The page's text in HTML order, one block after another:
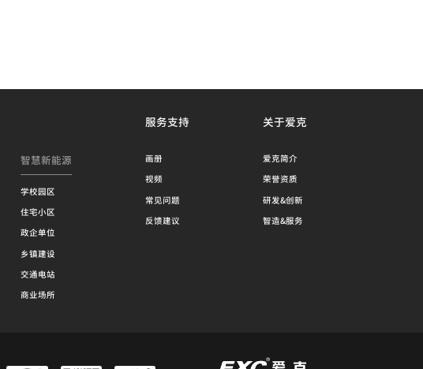
智慧新能源
学校园区
住宅小区
政企单位
乡镇建设
交通电站
商业场所
服务支持
画册
视频
常见问题
反馈建议
关于爱克
爱克简介
荣誉资质
研发&创新
智造&服务